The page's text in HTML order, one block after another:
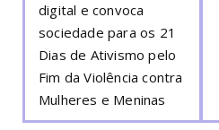
digital e convoca
sociedade para os 21
Dias de Ativismo pelo
Fim da Violência contra
Mulheres e Meninas